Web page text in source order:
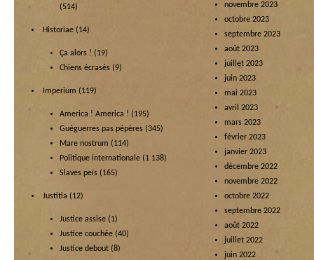
(514)
Historiae (14)
Ça alors ! (19)
Chiens écrasés (9)
Imperium (119)
America ! America ! (195)
Guéguerres pas pépères (345)
Mare nostrum (114)
Politique internationale (1 138)
Slaves peïs (165)
Justitia (12)
Justice assise (1)
Justice couchée (40)
Justice debout (8)
novembre 2023
octobre 2023
septembre 2023
août 2023
juillet 2023
juin 2023
mai 2023
avril 2023
mars 2023
février 2023
janvier 2023
décembre 2022
novembre 2022
octobre 2022
septembre 2022
août 2022
juillet 2022
juin 2022